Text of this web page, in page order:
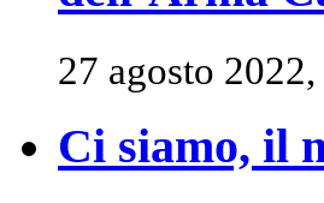
27 agosto 2022,
Ci siamo, il